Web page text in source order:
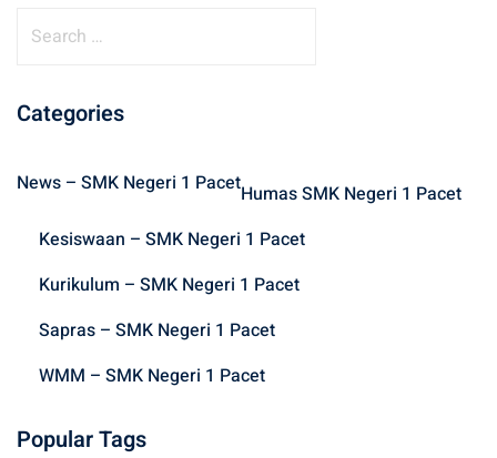
r
f
Categories
News – SMK Negeri 1 PacetHumas SMK Negeri 1 Pacet
Kesiswaan – SMK Negeri 1 Pacet
Kurikulum – SMK Negeri 1 Pacet
Sapras – SMK Negeri 1 Pacet
WMM – SMK Negeri 1 Pacet
Popular Tags